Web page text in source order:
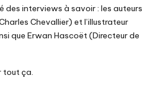
des interviews à savoir : les auteurs
Chevallier) et l’illustrateur
que Erwan Hascoët (Directeur de
tout ça.